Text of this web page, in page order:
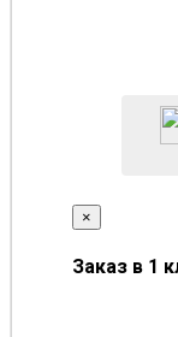
×
Заказ в 1